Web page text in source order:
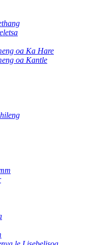
oa Ka Hare
oa Kantle